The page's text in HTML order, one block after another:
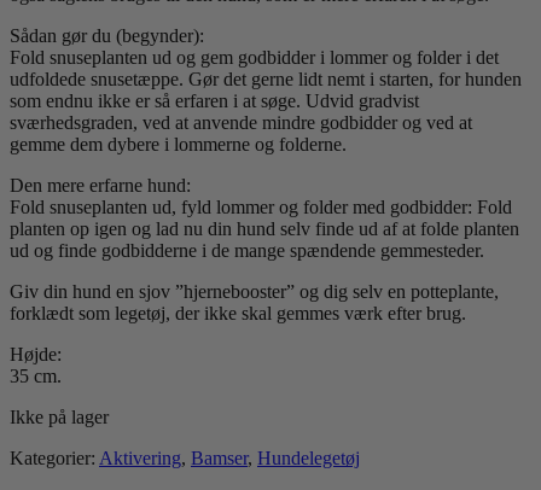
Sådan gør du (begynder):
Fold snuseplanten ud og gem godbidder i lommer og folder i det
udfoldede snusetæppe. Gør det gerne lidt nemt i starten, for hunden
som endnu ikke er så erfaren i at søge. Udvid gradvist
sværhedsgraden, ved at anvende mindre godbidder og ved at
gemme dem dybere i lommerne og folderne.
Den mere erfarne hund:
Fold snuseplanten ud, fyld lommer og folder med godbidder: Fold
planten op igen og lad nu din hund selv finde ud af at folde planten
ud og finde godbidderne i de mange spændende gemmesteder.
Giv din hund en sjov ”hjernebooster” og dig selv en potteplante,
forklædt som legetøj, der ikke skal gemmes værk efter brug.
Højde:
35 cm.
Ikke på lager
Kategorier: Aktivering, Bamser, Hundelegetøj